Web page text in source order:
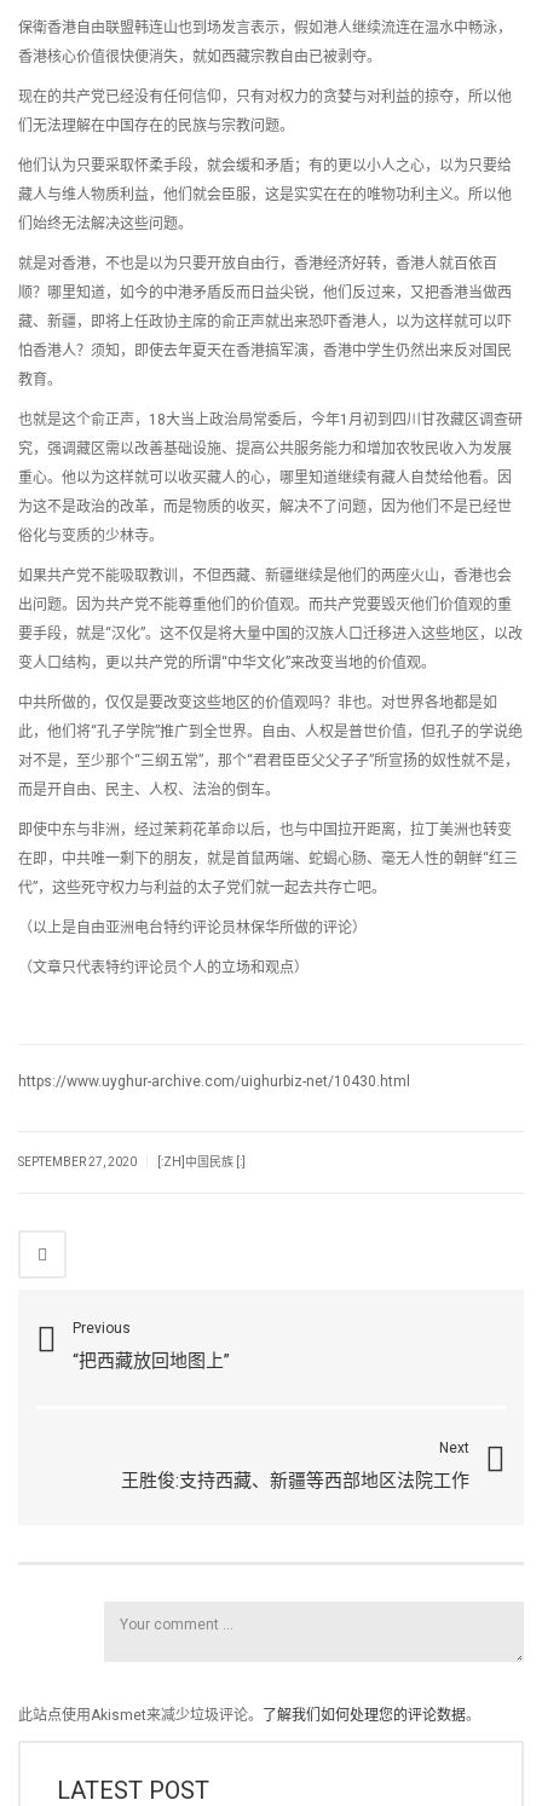
保衛香港自由联盟韩连山也到场发言表示，假如港人继续流连在温水中畅泳，
香港核心价值很快便消失，就如西藏宗教自由已被剥夺。
现在的共产党已经没有任何信仰，只有对权力的贪婪与对利益的掠夺，所以他
们无法理解在中国存在的民族与宗教问题。
他们认为只要采取怀柔手段，就会缓和矛盾；有的更以小人之心，以为只要给
藏人与维人物质利益，他们就会臣服，这是实实在在的唯物功利主义。所以他
们始终无法解决这些问题。
就是对香港，不也是以为只要开放自由行，香港经济好转，香港人就百依百
顺？哪里知道，如今的中港矛盾反而日益尖锐，他们反过来，又把香港当做西
藏、新疆，即将上任政协主席的俞正声就出来恐吓香港人，以为这样就可以吓
怕香港人？须知，即使去年夏天在香港搞军演，香港中学生仍然出来反对国民
教育。
也就是这个俞正声，18大当上政治局常委后，今年1月初到四川甘孜藏区调查研
究，强调藏区需以改善基础设施、提高公共服务能力和增加农牧民收入为发展
重心。他以为这样就可以收买藏人的心，哪里知道继续有藏人自焚给他看。因
为这不是政治的改革，而是物质的收买，解决不了问题，因为他们不是已经世
俗化与变质的少林寺。
如果共产党不能吸取教训，不但西藏、新疆继续是他们的两座火山，香港也会
出问题。因为共产党不能尊重他们的价值观。而共产党要毁灭他们价值观的重
要手段，就是“汉化”。这不仅是将大量中国的汉族人口迁移进入这些地区，以改
变人口结构，更以共产党的所谓“中华文化”来改变当地的价值观。
中共所做的，仅仅是要改变这些地区的价值观吗？非也。对世界各地都是如
此，他们将“孔子学院”推广到全世界。自由、人权是普世价值，但孔子的学说绝
对不是，至少那个“三纲五常”，那个“君君臣臣父父子子”所宣扬的奴性就不是，
而是开自由、民主、人权、法治的倒车。
即使中东与非洲，经过茉莉花革命以后，也与中国拉开距离，拉丁美洲也转变
在即，中共唯一剩下的朋友，就是首鼠两端、蛇蝎心肠、毫无人性的朝鲜“红三
代”，这些死守权力与利益的太子党们就一起去共存亡吧。
（以上是自由亚洲电台特约评论员林保华所做的评论）
（文章只代表特约评论员个人的立场和观点）
https://www.uyghur-archive.com/uighurbiz-net/10430.html
SEPTEMBER 27, 2020 [:ZH]中国民族 [:]
Previous
“把西藏放回地图上”
Next
王胜俊:支持西藏、新疆等西部地区法院工作
此站点使用Akismet来减少垃圾评论。 了解我们如何处理您的评论数据。
LATEST POST